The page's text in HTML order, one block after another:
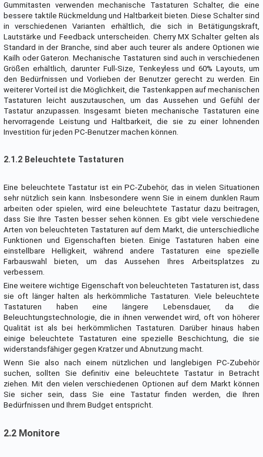
Gummitasten verwenden mechanische Tastaturen Schalter, die eine
bessere taktile Rückmeldung und Haltbarkeit bieten. Diese Schalter sind
in verschiedenen Varianten erhältlich, die sich in Betätigungskraft,
Lautstärke und Feedback unterscheiden. Cherry MX Schalter gelten als
Standard in der Branche, sind aber auch teurer als andere Optionen wie
Kailh oder Gateron. Mechanische Tastaturen sind auch in verschiedenen
Größen erhältlich, darunter Full-Size, Tenkeyless und 60% Layouts, um
den Bedürfnissen und Vorlieben der Benutzer gerecht zu werden. Ein
weiterer Vorteil ist die Möglichkeit, die Tastenkappen auf mechanischen
Tastaturen leicht auszutauschen, um das Aussehen und Gefühl der
Tastatur anzupassen. Insgesamt bieten mechanische Tastaturen eine
hervorragende Leistung und Haltbarkeit, die sie zu einer lohnenden
Investition für jeden PC-Benutzer machen können.
2.1.2 Beleuchtete Tastaturen
Eine beleuchtete Tastatur ist ein PC-Zubehör, das in vielen Situationen
sehr nützlich sein kann. Insbesondere wenn Sie in einem dunklen Raum
arbeiten oder spielen, wird eine beleuchtete Tastatur dazu beitragen,
dass Sie Ihre Tasten besser sehen können. Es gibt viele verschiedene
Arten von beleuchteten Tastaturen auf dem Markt, die unterschiedliche
Funktionen und Eigenschaften bieten. Einige Tastaturen haben eine
einstellbare Helligkeit, während andere Tastaturen eine spezielle
Farbauswahl bieten, um das Aussehen Ihres Arbeitsplatzes zu
verbessern.
Eine weitere wichtige Eigenschaft von beleuchteten Tastaturen ist, dass
sie oft länger halten als herkömmliche Tastaturen. Viele beleuchtete
Tastaturen haben eine längere Lebensdauer, da die
Beleuchtungstechnologie, die in ihnen verwendet wird, oft von höherer
Qualität ist als bei herkömmlichen Tastaturen. Darüber hinaus haben
einige beleuchtete Tastaturen eine spezielle Beschichtung, die sie
widerstandsfähiger gegen Kratzer und Abnutzung macht.
Wenn Sie also nach einem nützlichen und langlebigen PC-Zubehör
suchen, sollten Sie definitiv eine beleuchtete Tastatur in Betracht
ziehen. Mit den vielen verschiedenen Optionen auf dem Markt können
Sie sicher sein, dass Sie eine Tastatur finden werden, die Ihren
Bedürfnissen und Ihrem Budget entspricht.
2.2 Monitore